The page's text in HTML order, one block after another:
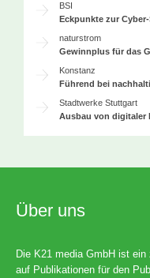
BSI
Eckpunkte zur
naturstrom
Gewinnplus für das
Konstanz
Führend bei
Stadtwerke Stuttgart
Ausbau von digitaler
Über uns
Die K21 media GmbH ist
auf Publikationen für den